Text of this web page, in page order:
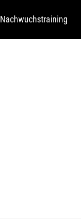
Nachwuchstraining